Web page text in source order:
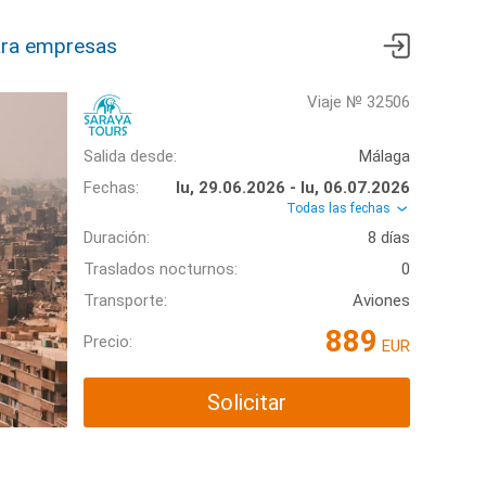
empresas
Viaje № 32506
Salida desde:
Málaga
Fechas:
lu, 29.06.2026 - lu, 06.07.2026
Todas las fechas
Duración:
8 días
Traslados nocturnos:
0
Transporte:
Aviones
Precio: 889 EUR
Solicitar